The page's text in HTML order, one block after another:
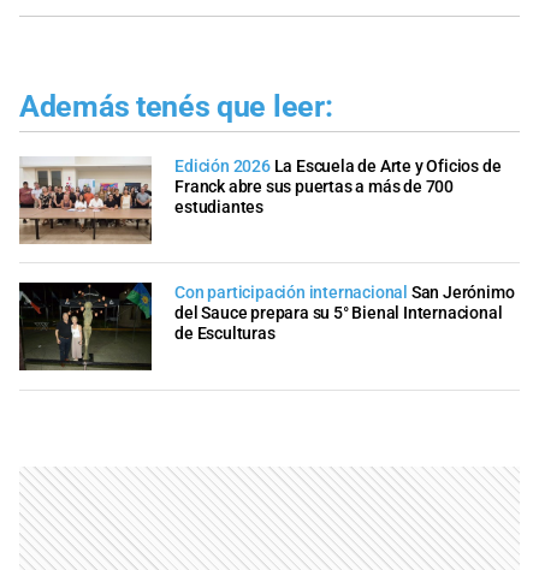
Además tenés que leer:
Edición 2026 La Escuela de Arte y Oficios de
Franck abre sus puertas a más de 700
estudiantes
Con participación internacional San Jerónimo
del Sauce prepara su 5° Bienal Internacional
de Esculturas